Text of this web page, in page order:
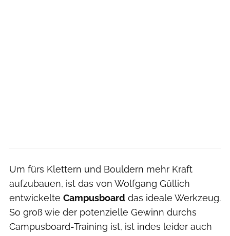
Um fürs Klettern und Bouldern mehr Kraft
aufzubauen, ist das von Wolfgang Güllich
entwickelte Campusboard das ideale Werkzeug.
So groß wie der potenzielle Gewinn durchs
Campusboard-Training ist, ist indes leider auch